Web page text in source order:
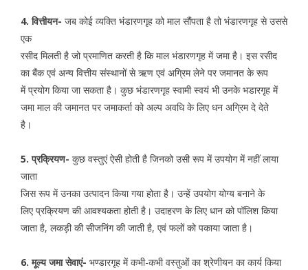
4. वित्तीयन- जब कोई व्यक्ति भंडारणगृह को माल सौंपता है तो भंडारणगृह से उससे
एक
रसीद मिलती है जो प्रमाणित करती है कि माल भंडारणगृह में जमा है। इस रसीद
का बैंक एवं अन्य वित्तीय संस्थानों से ऋण एवं अग्रिम लेने पर जमानत के रूप
में प्रयोग किया जा सकता है। कुछ भंडारणगृह स्वामी स्वयं भी उनके भडारगृह में
जमा माल की जमानत पर जमाकर्ता को अल्प अवधि के लिए धन अग्रिम दे देते
है।
5. प्रक्रियण- कुछ वस्तुएं ऐसी होती है जिनको उसी रूप में उपयोग में नहीं लाया
जाता
जिस रूप में उनका उत्पादन किया गया होता है। उन्हें उपयोग योग्य बनाने के
लिए प्रक्रियण की आवश्यकता होती है। उदाहरण के लिए धान को पॉलिश किया
जाता है, लकड़ी की सीजनिंग की जाती है, एवं फलों को पकाया जाता है।
6. मूल्य जमा सेवाएं- भण्डारगृह में कभी-कभी वस्तुओं का श्रेणीयन का कार्य किया